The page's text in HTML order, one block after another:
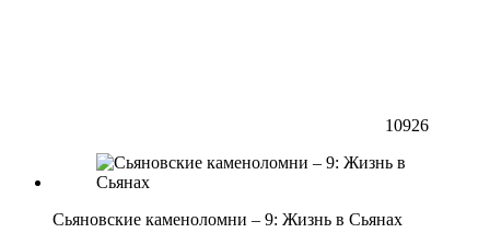
10926
Сьяновские каменоломни – 9: Жизнь в Сьянах